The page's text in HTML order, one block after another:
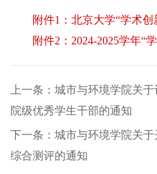
附件1：北京大学“学术创
附件2：2024-2025学年“
上一条：城市与环境学院关于
院级优秀学生干部的通知
下一条：城市与环境学院关于
综合测评的通知